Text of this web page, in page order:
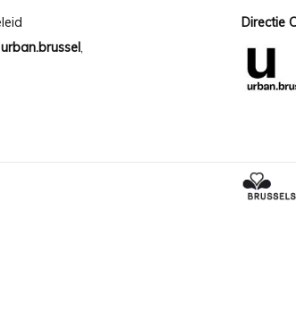
urban.brussel,
Directie